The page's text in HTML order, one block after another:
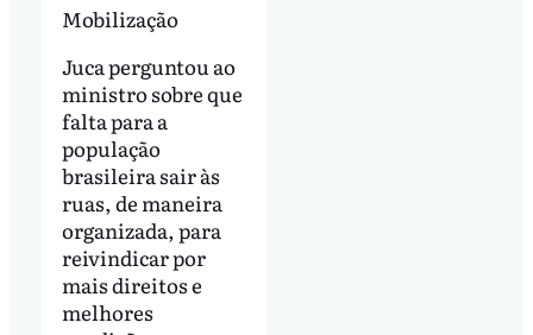
Mobilização
Juca perguntou ao
ministro sobre que
falta para a
população
brasileira sair às
ruas, de maneira
organizada, para
reivindicar por
mais direitos e
melhores